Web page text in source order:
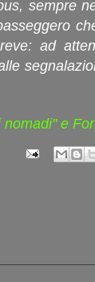
sempre
ad
nomadi" e